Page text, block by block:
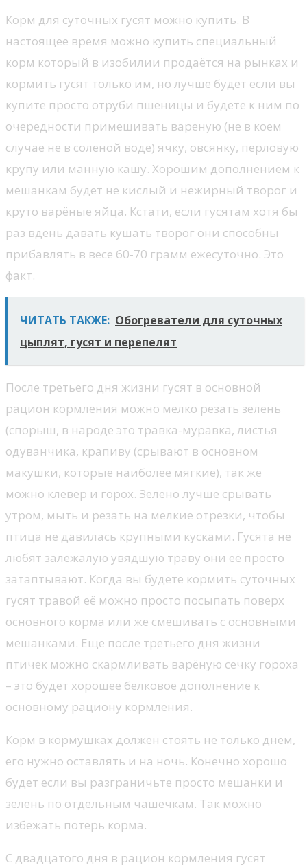
Корм для суточных гусят можно купить. В
настоящее время можно купить специальный
корм который в изобилии продаётся на рынках и
кормить гусят только им, но лучше будет если вы
купите просто отруби пшеницы и будете к ним по
очередности примешивать вареную (не в коем
случае не в соленой воде) ячку, овсянку, перловую
крупу или манную кашу. Хорошим дополнением к
мешанкам будет не кислый и нежирный творог и
круто варёные яйца. Кстати, если гусятам хотя бы
раз вдень давать кушать творог они способны
прибавлять в весе 60-70 грамм ежесуточно. Это
факт.
ЧИТАТЬ ТАКЖЕ: Обогреватели для суточных
цыплят, гусят и перепелят
После третьего дня жизни гусят в основной
рацион кормления можно мелко резать зелень
(спорыш, в народе это травка-муравка, листья
одуванчика, крапиву (срывают в основном
макушки, которые наиболее мягкие), так же
можно клевер и горох. Зелено лучше срывать
утром, мыть и резать на мелкие отрезки, чтобы
птица не давилась крупными кусками. Гусята не
любят залежалую увядшую траву они её просто
затаптывают. Когда вы будете кормить суточных
гусят травой её можно просто посыпать поверх
основного корма или же смешивать с основными
мешанками. Еще после третьего дня жизни
птичек можно скармливать варёную сечку гороха
– это будет хорошее белковое дополнение к
основному рациону кормления.
Корм в кормушках должен стоять не только днем,
его нужно оставлять и на ночь. Конечно хорошо
будет если вы разграничьте просто мешанки и
зелень по отдельным чашечкам. Так можно
избежать потерь корма.
С двадцатого дня в рацион кормления гусят